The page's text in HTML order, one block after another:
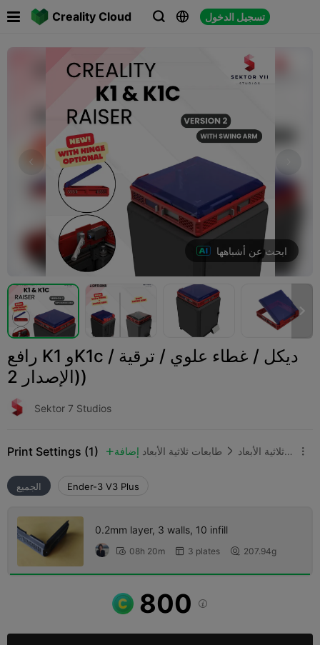
Creality Cloud   تسجيل الدخول
ابحث عن أشباهها

رافع K1 وK1c / ديكل / غطاء علوي / ترقية
(الإصدار 2)
Sektor 7 Studios
Print Settings (1)  إضافة طابعات ثلاثية الأبعاد  قطع غيار الطابعة ثلاثية الأبعاد 
الجميع Ender-3 V3 Plus
0.2mm layer, 3 walls, 10 infill
 08h 20m  3 plates  207.94g
800 